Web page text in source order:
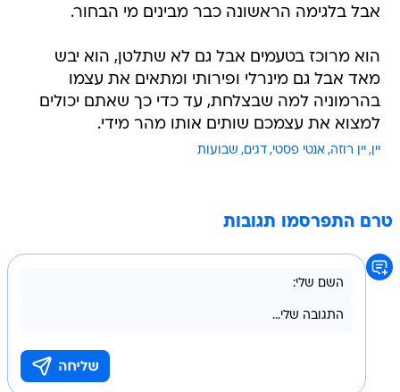
אבל בלגימה הראשונה כבר מבינים מי הבחור.
הוא מרוכז בטעמים אבל גם לא שתלטן, הוא יבש
מאד אבל גם מינרלי ופירותי ומתאים את עצמו
בהרמוניה למה שבצלחת, עד כדי כך שאתם יכולים
למצוא את עצמכם שותים אותו מהר מידי.
יין יין רוזה אנטי פסטי דגים שבועות
טרם התפרסמו תגובות